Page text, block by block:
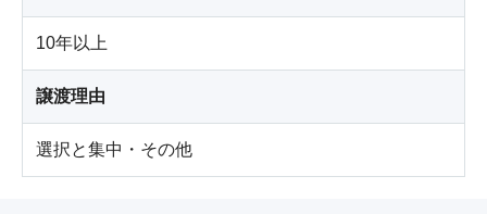
10年以上
譲渡理由
選択と集中・その他